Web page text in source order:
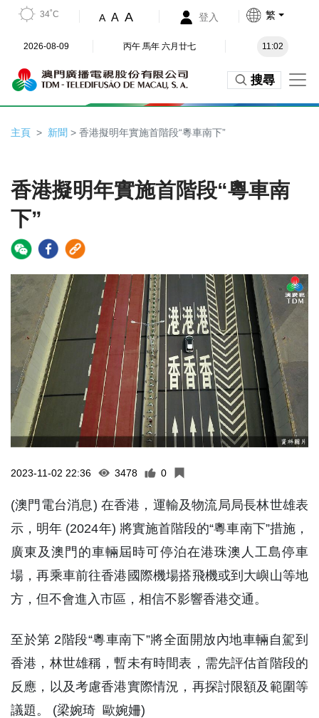
34˚C A A A 登入 繁
2026-08-09 丙午 馬年 六月廿七 11:02
搜尋
主頁 新聞 > 香港擬明年實施首階段“粵車南下”
香港擬明年實施首階段“粵車南
下”
2023-11-02 22:36 3478 0
(澳門電台消息) 在香港，運輸及物流局局長林世雄表
示，明年 (2024年) 將實施首階段的“粵車南下”措施，
廣東及澳門的車輛屆時可停泊在港珠澳人工島停車
場，再乘車前往香港國際機場搭飛機或到大嶼山等地
方，但不會進入市區，相信不影響香港交通。
至於第 2階段“粵車南下”將全面開放內地車輛自駕到
香港，林世雄稱，暫未有時間表，需先評估首階段的
反應，以及考慮香港實際情況，再探討限額及範圍等
議題。 (梁婉琦 歐婉姍)